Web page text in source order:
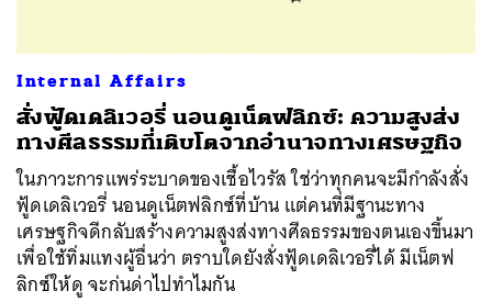
Internal Affairs
สั่งฟู้ดเดลิเวอรี่ นอนดูเน็ตฟลิกซ์: ความสูงส่ง
ทางศีลธรรมที่เติบโตจากอำนาจทางเศรษฐกิจ
ในภาวะการแพร่ระบาดของเชื้อไวรัส ใช่ว่าทุกคนจะมีกำลังสั่ง
ฟู้ดเดลิเวอรี่ นอนดูเน็ตฟลิกซ์ที่บ้าน แต่คนที่มีฐานะทาง
เศรษฐกิจดีกลับสร้างความสูงส่งทางศีลธรรมของตนเองขึ้นมา
เพื่อใช้ทิ่มแทงผู้อื่นว่า ตราบใดยังสั่งฟู้ดเดลิเวอรี่ได้ มีเน็ตฟ
ลิกซ์ให้ดู จะก่นด่าไปทำไมกัน